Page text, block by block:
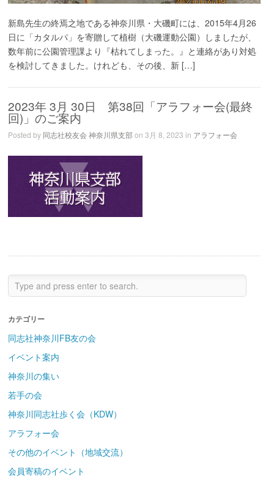
新島先生の終焉之地である神奈川県・大磯町には、2015年4月26
日に「カタルパ」を寄贈して植樹（大磯運動公園）しましたが、
数年前に公園管理課より『枯れてしまった。』と連絡があり対処
を検討してきました。けれども、その後、新 […]
2023年 3月 30日 第38回「アラフォー会(最終
回)」のご案内
Posted by 同志社校友会 神奈川県支部on 3月 8, 2023 in アラフォー会
カテゴリー
同志社神奈川FB友の会
イベント案内
神奈川の集い
若手の会
神奈川同志社歩く会（KDW）
アラフォー会
その他のイベント（地域交流）
会員寄稿のイベント